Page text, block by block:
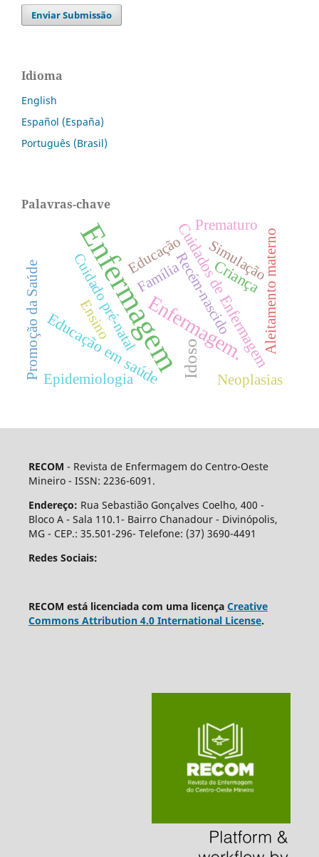
Enviar Submissão
Idioma
English
Español (España)
Português (Brasil)
Palavras-chave
EnfermagemEnfermagem.
Idoso
Cuidados de Enfermagem
Criança
Educação em saúde
Cuidado pré-natalFamília Aleitamento materno
Ensino
Epidemiologia
Recém-nascido
Neoplasias
Promoção da Saúde
Prematuro
Educação Simulação
RECOM - Revista de Enfermagem do Centro-Oeste
Mineiro - ISSN: 2236-6091.
Endereço: Rua Sebastião Gonçalves Coelho, 400 -
Bloco A - Sala 110.1- Bairro Chanadour - Divinópolis,
MG - CEP.: 35.501-296- Telefone: (37) 3690-4491
Redes Sociais:
RECOM está licenciada com uma licença Creative
Commons Attribution 4.0 International License.